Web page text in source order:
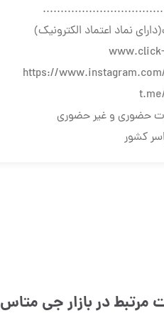
نماد اعتماد الکترونیک)
https://
حضوری و غیر حضوری
کشور
در بازارجی متاس